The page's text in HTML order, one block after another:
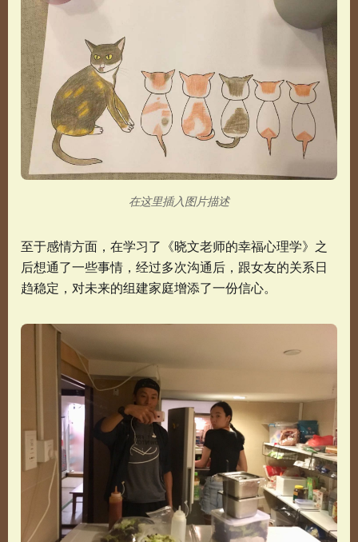
在这里插入图片描述
至于感情方面，在学习了《晓文老师的幸福心理学》之
后想通了一些事情，经过多次沟通后，跟女友的关系日
趋稳定，对未来的组建家庭增添了一份信心。